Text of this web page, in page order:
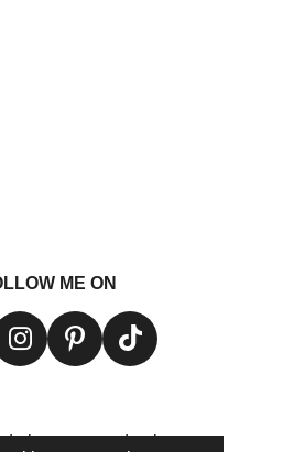
ME ON
I
t
P
t
T
T
hoogte van de nieuwste